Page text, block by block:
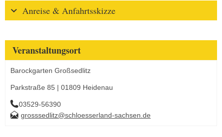
Anreise & Anfahrtsskizze
Veranstaltungsort
Barockgarten Großsedlitz
Parkstraße 85 | 01809 Heidenau
03529-56390
grosssedlitz@schloesserland-sachsen.de